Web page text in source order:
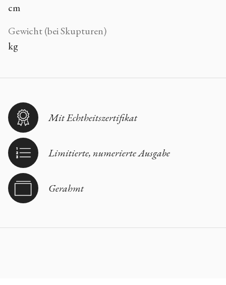
cm
Gewicht (bei Skupturen)
kg
Mit Echtheitszertifikat
Limitierte, numerierte Ausgabe
Gerahmt